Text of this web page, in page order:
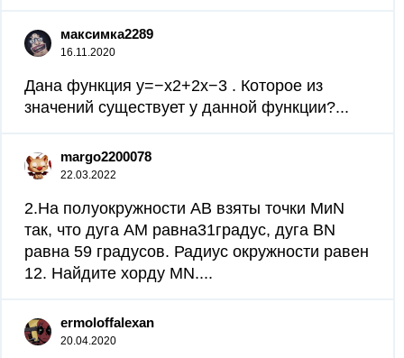
максимка2289
16.11.2020
Дана функция y=−x2+2x−3 . Которое из
значений существует у данной функции?...
margo2200078
22.03.2022
2.На полуокружности АВ взяты точки MиN
так, что дуга АМ равна31градус, дуга ВN
равна 59 градусов. Радиус окружности равен
12. Найдите хорду MN....
ermoloffalexan
20.04.2020